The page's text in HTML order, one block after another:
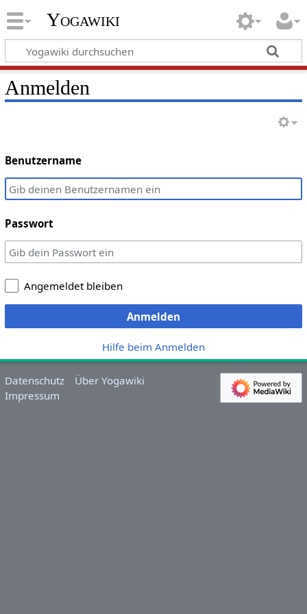
Yogawiki
Anmelden
Benutzername
Passwort
Angemeldet bleiben
Anmelden
Hilfe beim Anmelden
Datenschutz
Über Yogawiki
Impressum